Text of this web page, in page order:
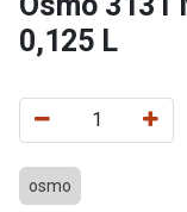
0,125 L
osmo